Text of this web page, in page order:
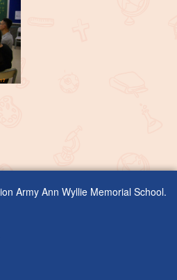
Army Ann Wyllie Memorial School.